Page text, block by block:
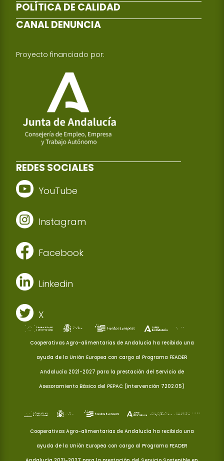
POLÍTICA DE CALIDAD
CANAL DENUNCIA
Proyecto financiado por:
REDES SOCIALES
YouTube
Instagram
Facebook
Linkedin
X
Cooperativas Agro-alimentarias de Andalucía ha recibido una
ayuda de la Unión Europea con cargo al Programa FEADER
Andalucía 2021-2027 para la prestación del Servicio de
Asesoramiento Básico del PEPAC (Intervención 7202.05)
Cooperativas Agro-alimentarias de Andalucía ha recibido una
ayuda de la Unión Europea con cargo al Programa FEADER